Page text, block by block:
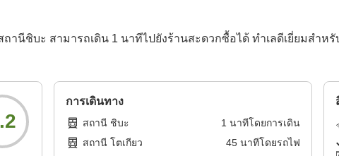
นีชิบะ สามารถเดิน 1 นาทีไปยังร้านสะดวกซื้อได้ ทำเลดีเยี่ยมสำห
การเดินทาง
สถานี ชิบะ 1 นาทีโดยการเดิน
สถานี โตเกียว
45นาทีโดยรถไฟ